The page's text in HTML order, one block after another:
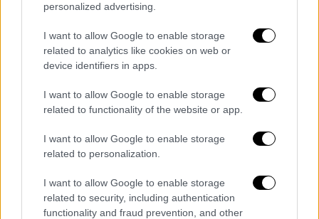
personalized advertising.
I want to allow Google to enable storage
related to analytics like cookies on web or
device identifiers in apps.
I want to allow Google to enable storage
related to functionality of the website or app.
I want to allow Google to enable storage
related to personalization.
I want to allow Google to enable storage
related to security, including authentication
functionality and fraud prevention, and other